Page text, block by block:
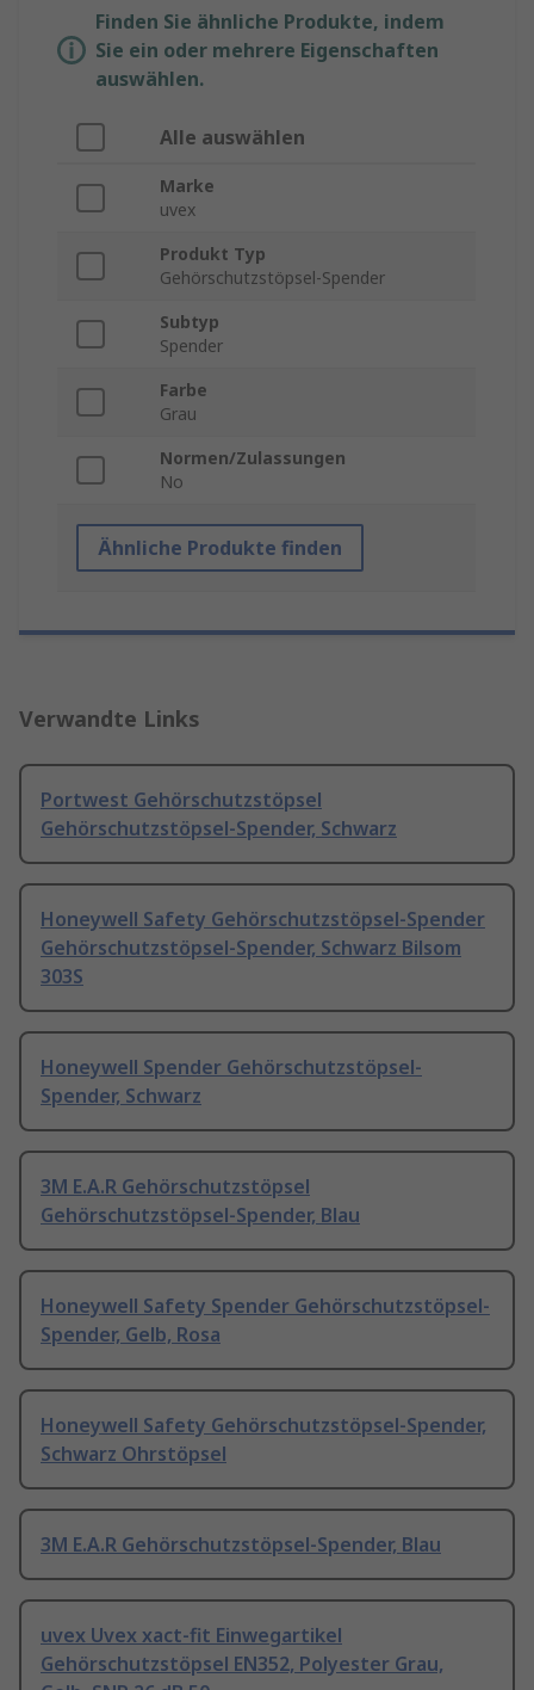
Finden Sie ähnliche Produkte, indem
Sie ein oder mehrere Eigenschaften
auswählen.
Alle auswählen
Marke
uvex
Produkt Typ
Gehörschutzstöpsel-Spender
Subtyp
Spender
Farbe
Grau
Normen/Zulassungen
No
Ähnliche Produkte finden
Verwandte Links
Portwest Gehörschutzstöpsel
Gehörschutzstöpsel-Spender, Schwarz
Honeywell Safety Gehörschutzstöpsel-Spender
Gehörschutzstöpsel-Spender, Schwarz Bilsom
303S
Honeywell Spender Gehörschutzstöpsel-
Spender, Schwarz
3M E.A.R Gehörschutzstöpsel
Gehörschutzstöpsel-Spender, Blau
Honeywell Safety Spender Gehörschutzstöpsel-
Spender, Gelb, Rosa
Honeywell Safety Gehörschutzstöpsel-Spender,
Schwarz Ohrstöpsel
3M E.A.R Gehörschutzstöpsel-Spender, Blau
uvex Uvex xact-fit Einwegartikel
Gehörschutzstöpsel EN352, Polyester Grau,